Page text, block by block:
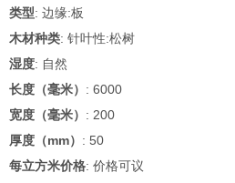
类型: 边缘:板
木材种类: 针叶性:松树
湿度: 自然
长度（毫米） : 6000
宽度（毫米） : 200
厚度（mm） : 50
每立方米价格: 价格可议